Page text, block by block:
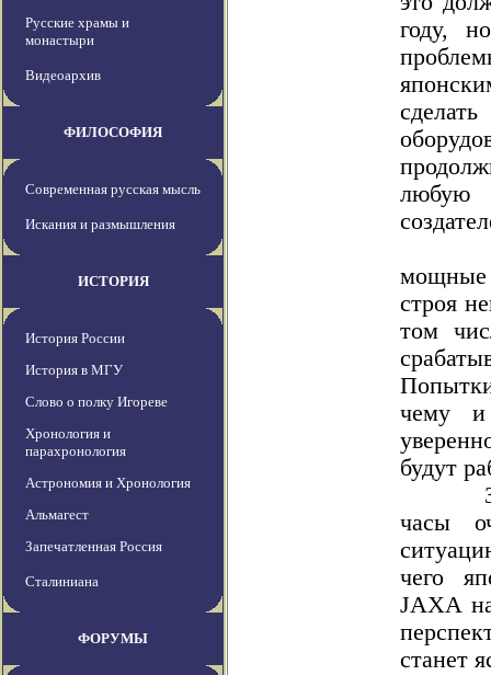
Русские храмы и
монастыри
Видеоархив
ФИЛОСОФИЯ
Современная русская мысль
Искания и размышления
ИСТОРИЯ
История России
История в МГУ
Слово о полку Игореве
Хронология и
парахронология
Астрономия и Хронология
Альмагест
Запечатленная Россия
Сталиниана
ФОРУМЫ
году,
любую
строя
том
чему
будут
часы
чего
JAXA
станет